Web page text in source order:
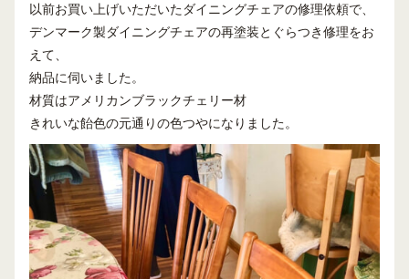
以前お買い上げいただいたダイニングチェアの修理依頼で、
デンマーク製ダイニングチェアの再塗装とぐらつき修理をお
えて、
納品に伺いました。
材質はアメリカンブラックチェリー材
きれいな飴色の元通りの色つやになりました。